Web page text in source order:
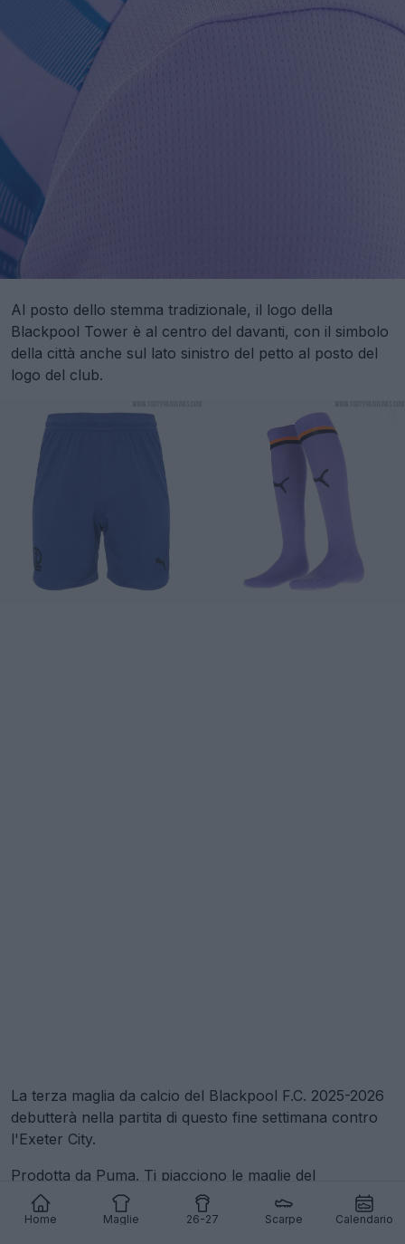
Home Maglie 26-27 Scarpe Calendario
Al posto dello stemma tradizionale, il logo della
Blackpool Tower è al centro del davanti, con il simbolo
della città anche sul lato sinistro del petto al posto del
logo del club.
La terza maglia da calcio del Blackpool F.C. 2025-2026
debutterà nella partita di questo fine settimana contro
l'Exeter City.
Prodotta da Puma. Ti piacciono le maglie del
Blackpool? Commenta qui sotto.